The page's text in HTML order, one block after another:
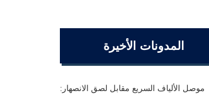
المدونات الأخيرة
موصل الألياف السريع مقابل لصق الانصهار: